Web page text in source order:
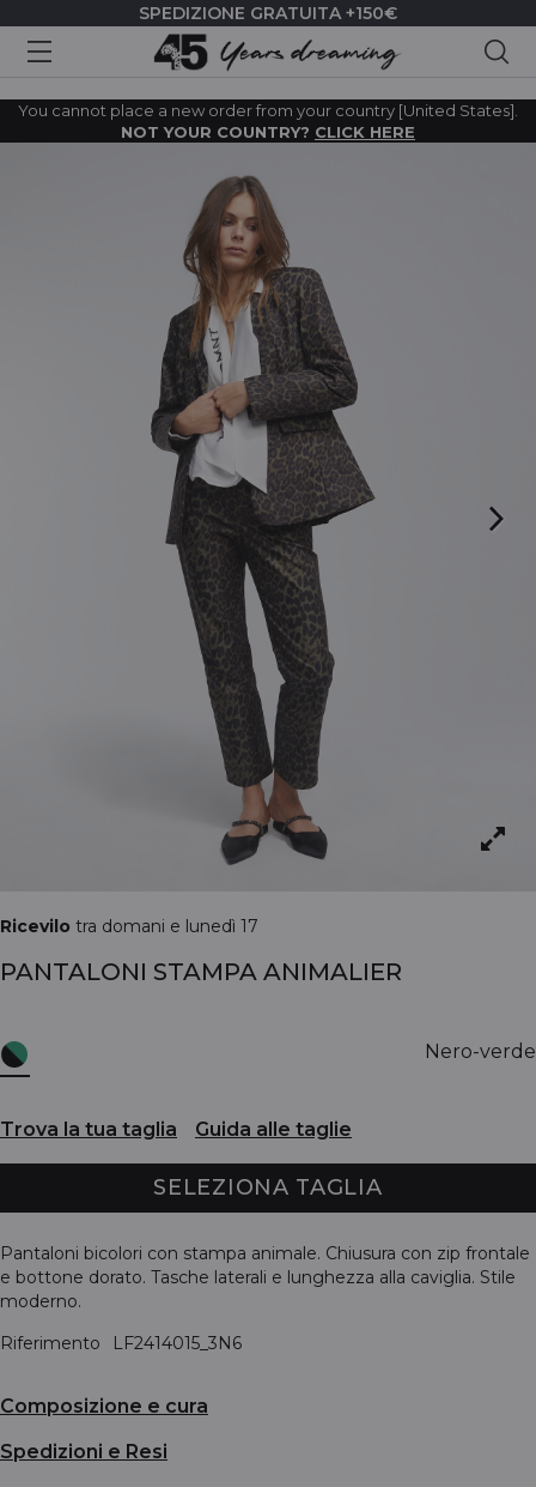
SPEDIZIONE GRATUITA +150€
You cannot place a new order from your country [United States].
NOT YOUR COUNTRY? CLICK HERE
Ricevilo tra domani e lunedì 17
PANTALONI STAMPA ANIMALIER
Nero-verde
Trova la tua taglia Guida alle taglie
SELEZIONA TAGLIA
Pantaloni bicolori con stampa animale. Chiusura con zip frontale
e bottone dorato. Tasche laterali e lunghezza alla caviglia. Stile
moderno.
Riferimento
LF2414015_3N6
Composizione e cura
Spedizioni e Resi